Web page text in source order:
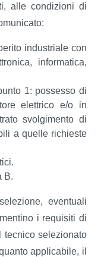
alle condizioni di
industriale con
informatica,
1: possesso di
elettrico e/o in
svolgimento di
a quelle richieste
B.
eventuali
i requisiti di
tecnico selezionato
applicabile, il